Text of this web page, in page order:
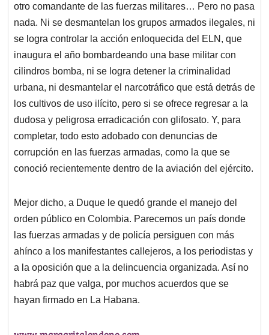
otro comandante de las fuerzas militares… Pero no pasa
nada. Ni se desmantelan los grupos armados ilegales, ni
se logra controlar la acción enloquecida del ELN, que
inaugura el año bombardeando una base militar con
cilindros bomba, ni se logra detener la criminalidad
urbana, ni desmantelar el narcotráfico que está detrás de
los cultivos de uso ilícito, pero si se ofrece regresar a la
dudosa y peligrosa erradicación con glifosato. Y, para
completar, todo esto adobado con denuncias de
corrupción en las fuerzas armadas, como la que se
conoció recientemente dentro de la aviación del ejército.
Mejor dicho, a Duque le quedó grande el manejo del
orden público en Colombia. Parecemos un país donde
las fuerzas armadas y de policía persiguen con más
ahínco a los manifestantes callejeros, a los periodistas y
a la oposición que a la delincuencia organizada. Así no
habrá paz que valga, por muchos acuerdos que se
hayan firmado en La Habana.